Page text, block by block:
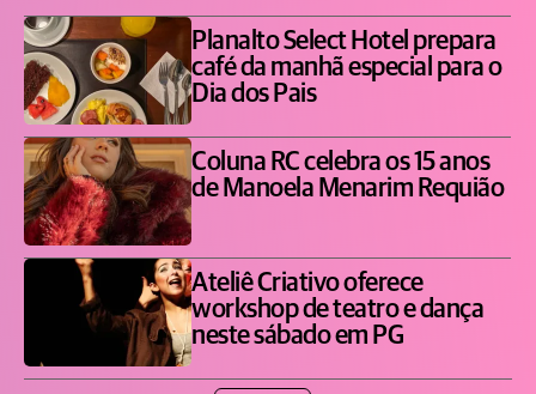
Planalto Select Hotel prepara
café da manhã especial para o
Dia dos Pais
Coluna RC celebra os 15 anos
de Manoela Menarim Requião
Ateliê Criativo oferece
workshop de teatro e dança
neste sábado em PG